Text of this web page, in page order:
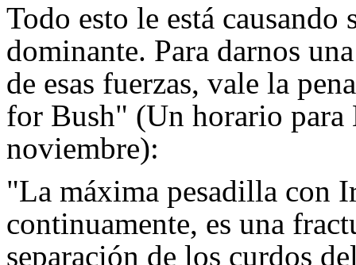
Todo esto le está causando
dominante. Para darnos
de esas fuerzas, vale la
for Bush" (Un horario
noviembre):
"La máxima pesadilla con
continuamente, es una
separación de los curdos